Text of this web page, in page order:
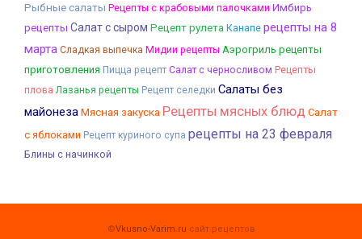
Рыбные салаты Рецепты с крабовыми палочками Имбирь
рецепты Салат с сыром Рецепт рулета Канапе рецепты на 8
марта Сладкая выпечка Мидии рецепты Аэрогриль рецепты
приготовления Пицца рецепт Салат с черносливом Рецепты
плова Лазанья рецепты Рецепт селедки Салаты без
майонезаМясная закуска Рецепты мясных блюд Салат
с яблоками Рецепт куриного супа рецепты на 23 февраля
Блины с начинкой
©Vkusno-Varim.ru сайт рецептов